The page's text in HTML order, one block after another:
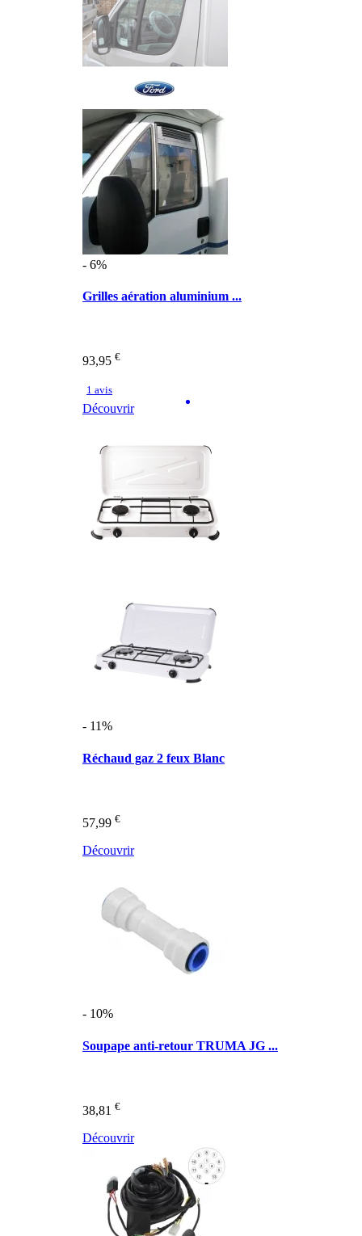
- 6%
Grilles aération aluminium ...
93,95 €
1 avis
Découvrir
- 11%
Réchaud gaz 2 feux Blanc
57,99 €
Découvrir
- 10%
Soupape anti-retour TRUMA JG ...
38,81 €
Découvrir